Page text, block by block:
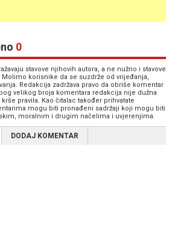
0
stavove njihovih autora, a ne nužno i stavove
korisnike da se suzdrže od vrijeđanja,
Redakcija zadržava pravo da obriše komentar
velikog broja komentara redakcija nije dužna
pravila. Kao čitalac također prihvatate
mogu biti pronađeni sadržaji koji mogu biti
moralnim i drugim načelima i uvjerenjima.
DODAJ KOMENTAR